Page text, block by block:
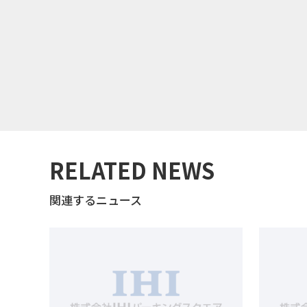
RELATED NEWS
関連するニュース